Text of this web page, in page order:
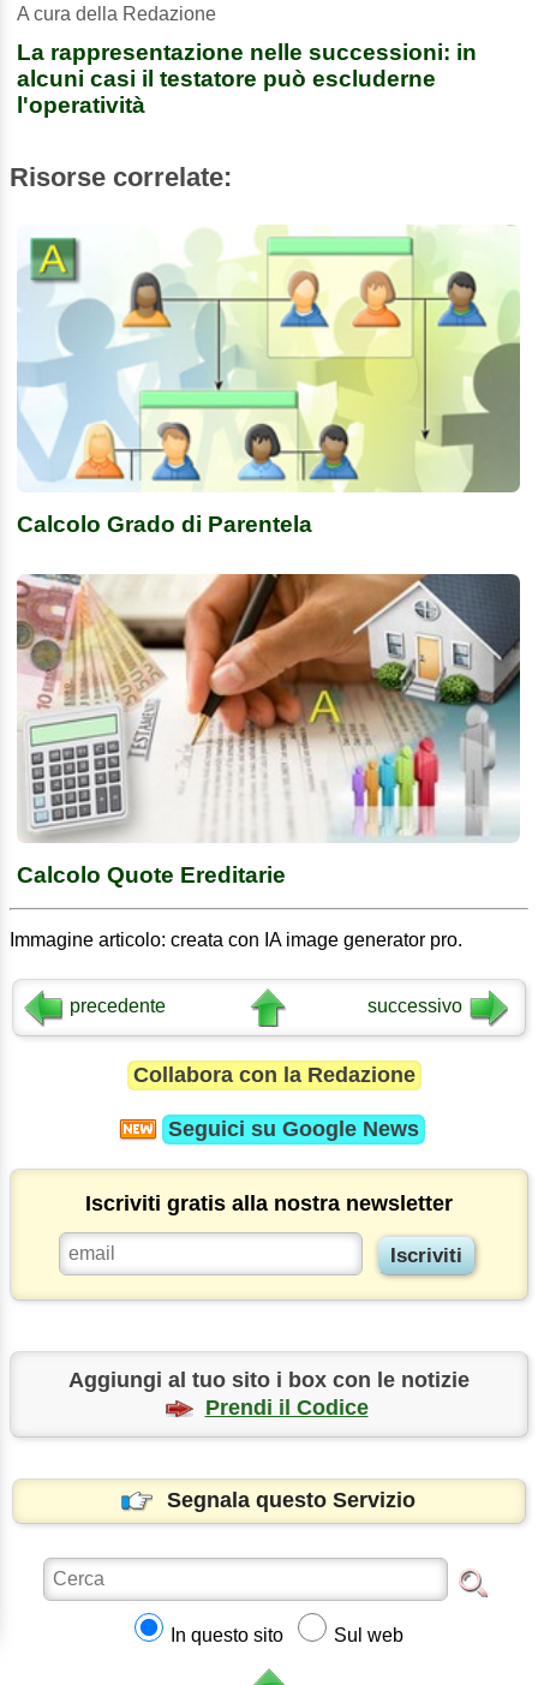
A cura della Redazione
La rappresentazione nelle successioni: in
alcuni casi il testatore può escluderne
l'operatività
Risorse correlate:
Calcolo Grado di Parentela
Calcolo Quote Ereditarie
Immagine articolo: creata con IA image generator pro.
precedente successivo
Collabora con la Redazione
Seguici su Google News
Iscriviti gratis alla nostra newsletter
Aggiungi al tuo sito i box con le notizie
Prendi il Codice
Segnala questo Servizio
In questo sito Sul web